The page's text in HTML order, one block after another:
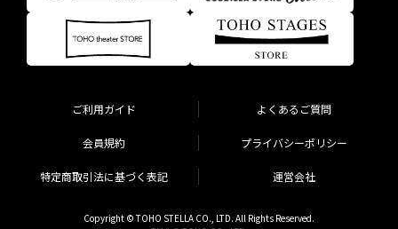
ご利用ガイド よくあるご質問
会員規約 プライバシーポリシー
特定商取引法に基づく表記 運営会社
Copyright © TOHO STELLA CO., LTD. All Rights Reserved.